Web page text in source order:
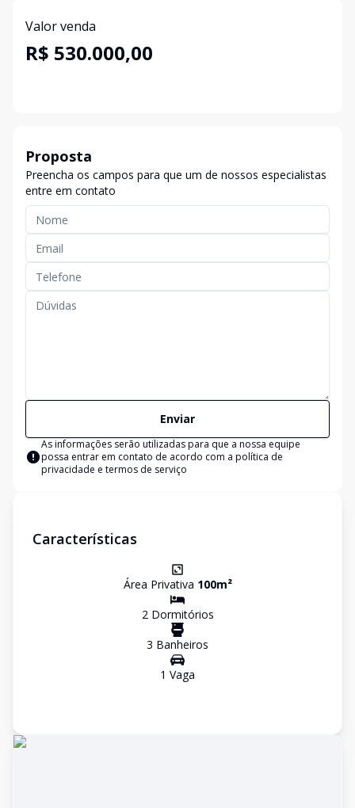
Valor venda
R$ 530.000,00
Proposta
Preencha os campos para que um de nossos especialistas
entre em contato
Enviar
As informações serão utilizadas para que a nossa equipe
possa entrar em contato de acordo com a política de
privacidade e termos de serviço
Características
Área Privativa 100m²
2Dormitórios
3 Banheiros
1 Vaga